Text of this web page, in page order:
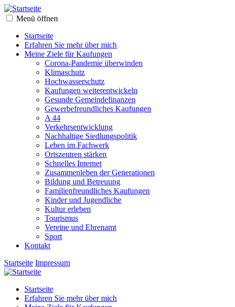
Menü öffnen
Startseite
Erfahren Sie mehr über mich
Meine Ziele für Kaufungen
Corona-Pandemie überwinden
Klimaschutz
Hochwasserschutz
Kaufungen weiterentwickeln
Gesunde Gemeindefinanzen
Gewerbefreundliches Kaufungen
A 44
Verkehrsentwicklung
Nachhaltige Siedlungspolitik
Leben im Fachwerk
Ortszentren stärken
Schnelles Internet
Zusammenleben der Generationen
Bildung und Betreuung
Familienfreundliches Kaufungen
Kinder und Jugendliche
Kultur erleben
Tourismus
Vereine und Ehrenamt
Sport
Kontakt
Startseite Impressum
Startseite
Erfahren Sie mehr über mich